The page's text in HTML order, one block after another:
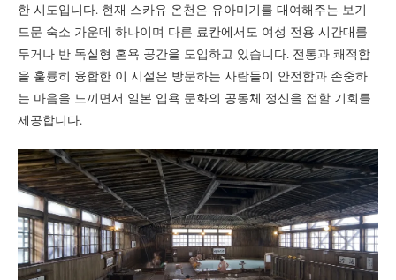
한 시도입니다. 현재 스카유 온천은 유아미기를 대여해주는 보기
드문 숙소 가운데 하나이며 다른 료칸에서도 여성 전용 시간대를
두거나 반 독실형 혼욕 공간을 도입하고 있습니다. 전통과 쾌적함
을 훌륭히 융합한 이 시설은 방문하는 사람들이 안전함과 존중하
는 마음을 느끼면서 일본 입욕 문화의 공동체 정신을 접할 기회를
제공합니다.